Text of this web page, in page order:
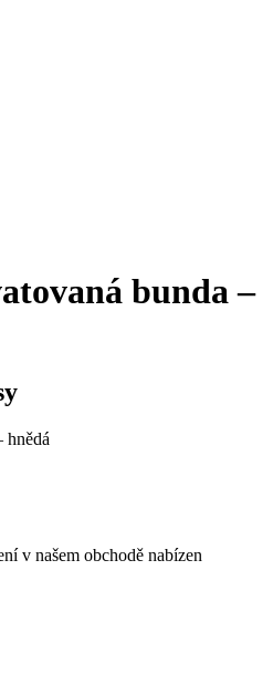
bunda –
hnědá
v našem obchodě nabízen